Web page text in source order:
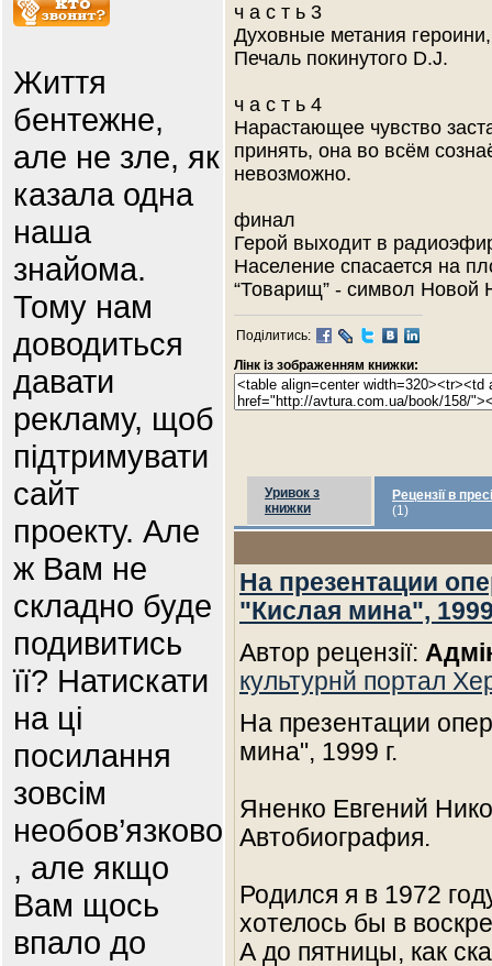
Життя
бентежне,
але не зле, як
казала одна
наша
знайома.
Тому нам
доводиться
давати
рекламу, щоб
підтримувати
сайт
проекту. Але
ж Вам не
складно буде
подивитись
її? Натискати
на ці
посилання
зовсім
необов’язково
, але якщо
Вам щось
впало до
ч а с т ь 3
Духовные метания
Печаль покинутого D.J.
ч а с т ь 4
Нарастающее чувство
принять, она во всём
невозможно.
финал
Герой выходит в
Население спасается на
“Товарищ” - символ Новой
Поділитись:
Лінк із зображенням книжки:
Уривок з
книжки
Рецензії в пресі
(1)
На презентации
"Кислая мина", 1999
Автор рецензії:
культурнй портал
На презентации
мина", 1999 г.
Яненко Евгений
Автобиография.
Родился я в 1972
хотелось бы в
А до пятницы, как